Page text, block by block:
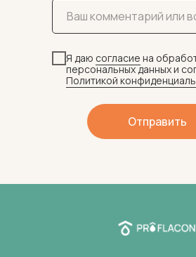
Я даю согласие на
персональных данных и
Политикой
Отправить